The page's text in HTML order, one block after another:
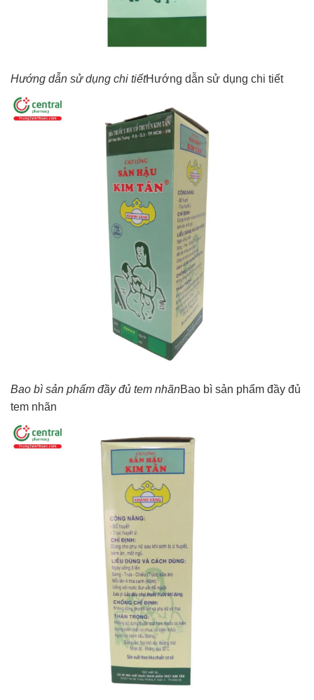
Hướng dẫn sử dụng chi tiếtHướng dẫn sử dụng chi tiết
Bao bì sản phẩm đầy đủ tem nhãnBao bì sản phẩm đầy đủ
tem nhãn